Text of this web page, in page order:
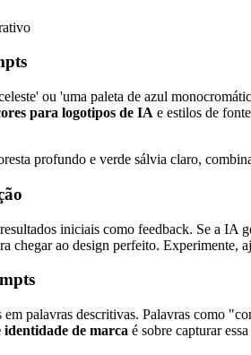
ou 'uma paleta de azul
para logotipos de IA e estilos de
profundo e verde sálvia claro,
iniciais como feedback. Se a
chegar ao design perfeito. Experimente,
em palavras descritivas. Palavras
de marca é sobre capturar